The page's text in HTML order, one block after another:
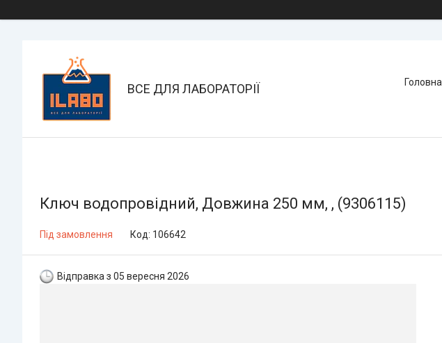
ВСЕ ДЛЯ ЛАБОРАТОРІЇ Головна
Ключ водопровідний, Довжина 250 мм, , (9306115)
Під замовлення Код: 106642
Відправка з 05 вересня 2026